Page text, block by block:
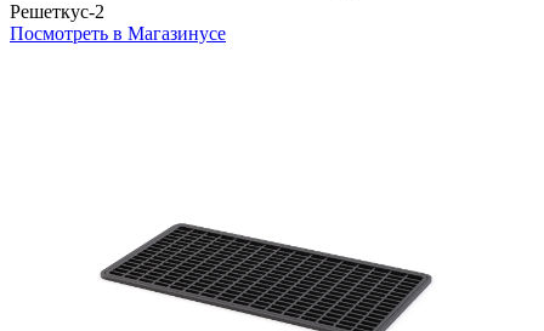
Решеткус-2
Посмотреть в Магазинусе